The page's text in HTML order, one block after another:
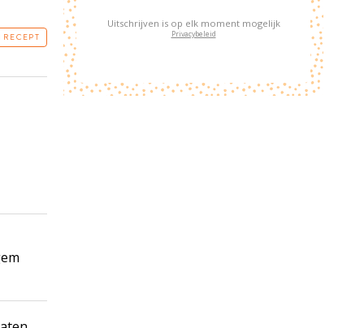
Uitschrijven is op elk moment mogelijk
Privacybeleid